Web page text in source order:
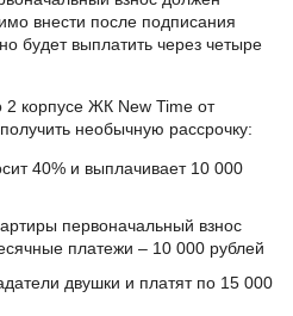
внести после подписания
будет выплатить через четыре
корпусе ЖК New Time от
необычную рассрочку:
40% и выплачивает 10 000
первоначальный взнос
платежи – 10 000 рублей
двушки и платят по 15 000